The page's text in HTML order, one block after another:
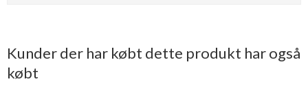
Kunder der har købt dette produkt har også
købt